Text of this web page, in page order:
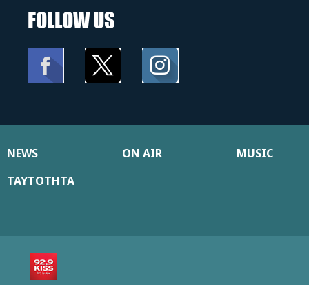
FOLLOW US
NEWS ON AIR
MUSIC
ΤΑΥΤΟΤΗΤΑ